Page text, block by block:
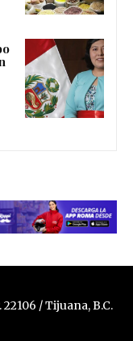
/ Tijuana, B.C.